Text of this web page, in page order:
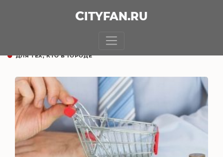
CITYFAN.RU
ДЛЯ ТЕХ, КТО В ГОРОДЕ